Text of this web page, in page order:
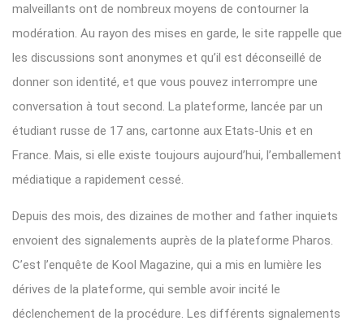
malveillants ont de nombreux moyens de contourner la
modération. Au rayon des mises en garde, le site rappelle que
les discussions sont anonymes et qu’il est déconseillé de
donner son identité, et que vous pouvez interrompre une
conversation à tout second. La plateforme, lancée par un
étudiant russe de 17 ans, cartonne aux Etats-Unis et en
France. Mais, si elle existe toujours aujourd’hui, l’emballement
médiatique a rapidement cessé.
Depuis des mois, des dizaines de mother and father inquiets
envoient des signalements auprès de la plateforme Pharos.
C’est l’enquête de Kool Magazine, qui a mis en lumière les
dérives de la plateforme, qui semble avoir incité le
déclenchement de la procédure. Les différents signalements